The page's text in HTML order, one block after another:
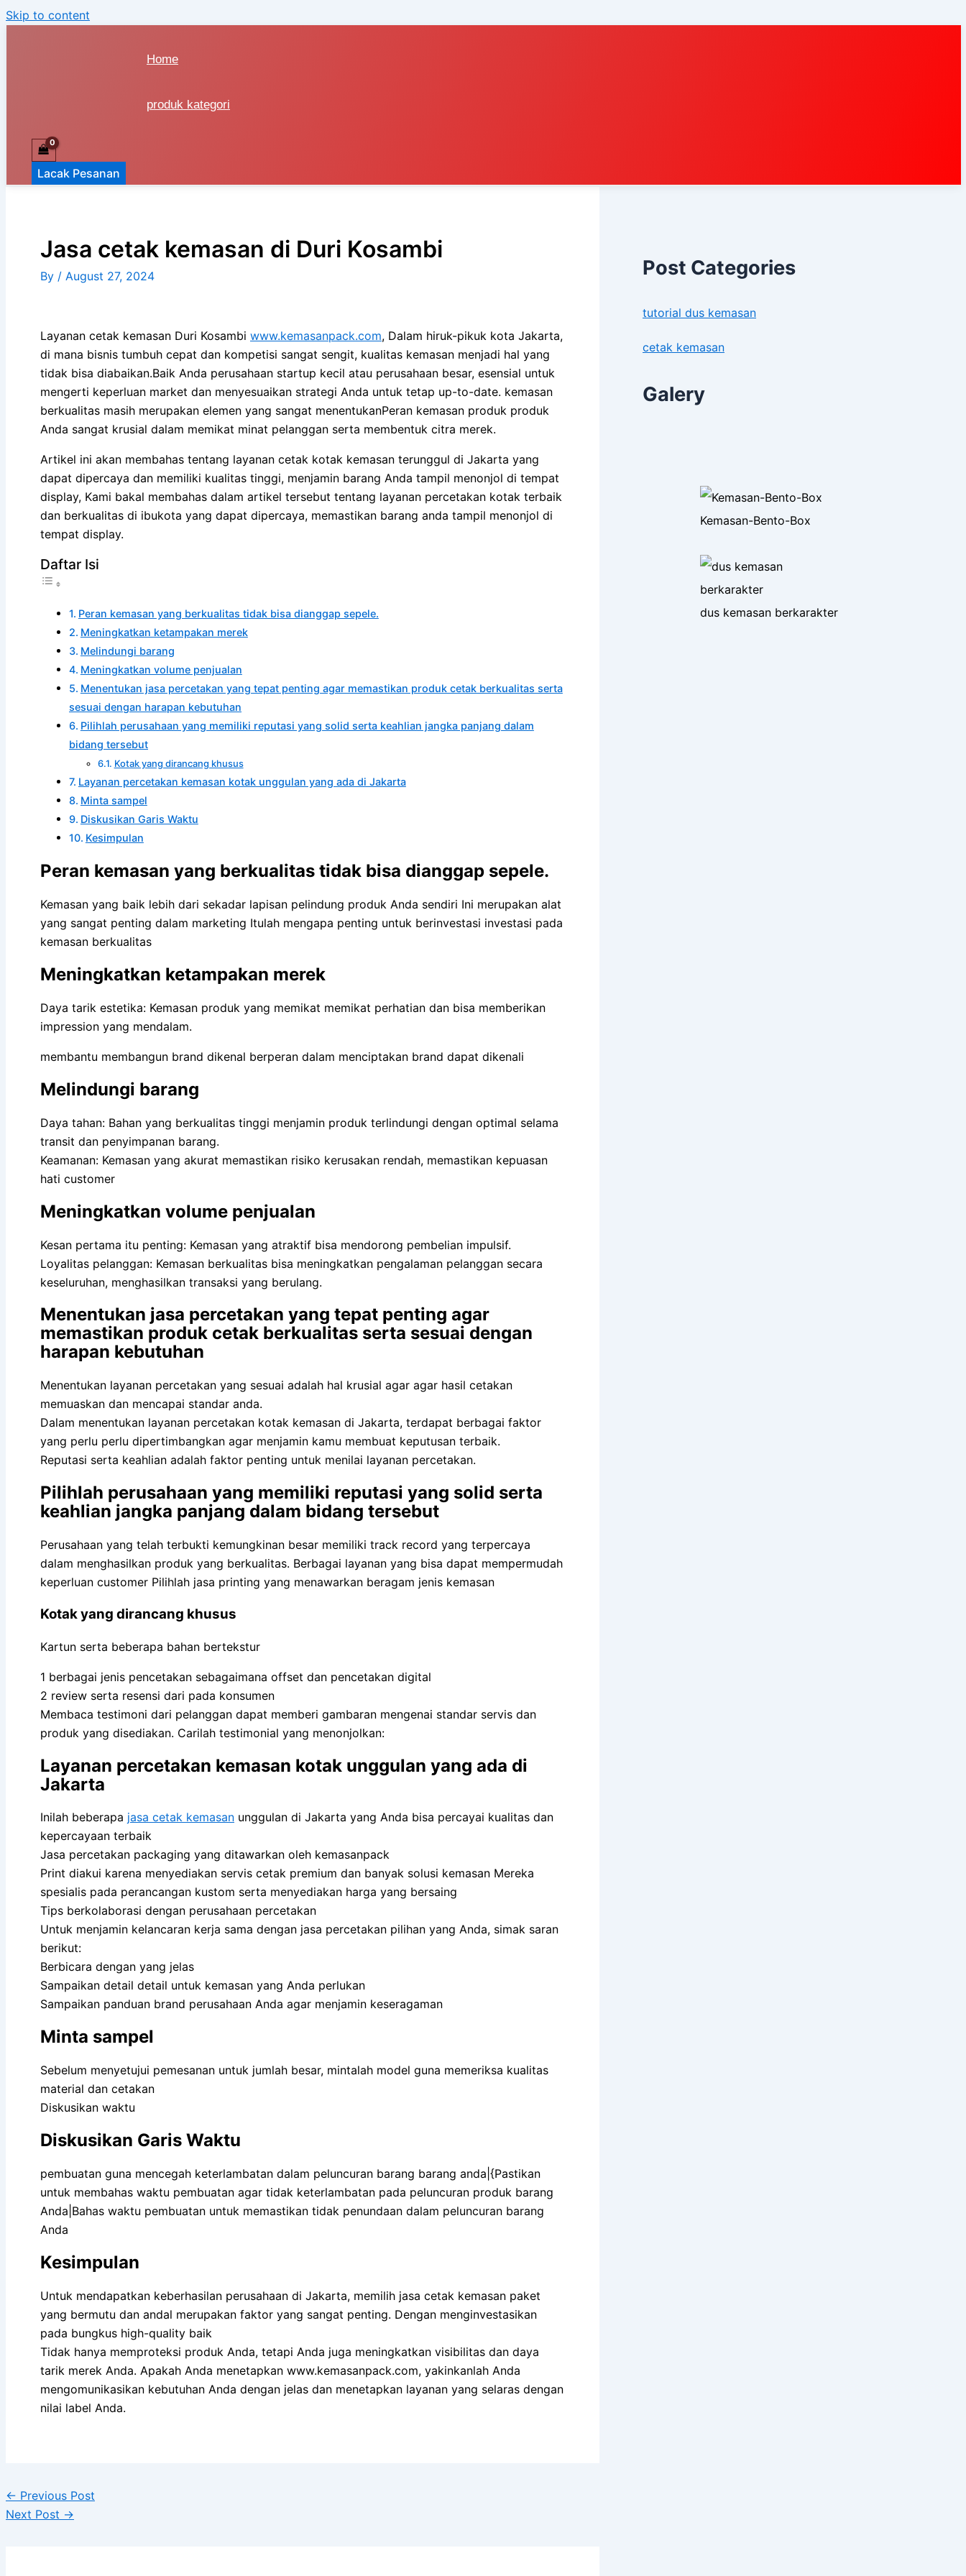
Skip to content
Home
produk kategori
Lacak Pesanan
Jasa cetak kemasan di Duri Kosambi
By / August 27, 2024
Layanan cetak kemasan Duri Kosambi www.kemasanpack.com, Dalam hiruk-pikuk kota Jakarta,
di mana bisnis tumbuh cepat dan kompetisi sangat sengit, kualitas kemasan menjadi hal yang
tidak bisa diabaikan.Baik Anda perusahaan startup kecil atau perusahaan besar, esensial untuk
mengerti keperluan market dan menyesuaikan strategi Anda untuk tetap up-to-date. kemasan
berkualitas masih merupakan elemen yang sangat menentukanPeran kemasan produk produk
Anda sangat krusial dalam memikat minat pelanggan serta membentuk citra merek.
Artikel ini akan membahas tentang layanan cetak kotak kemasan terunggul di Jakarta yang
dapat dipercaya dan memiliki kualitas tinggi, menjamin barang Anda tampil menonjol di tempat
display, Kami bakal membahas dalam artikel tersebut tentang layanan percetakan kotak terbaik
dan berkualitas di ibukota yang dapat dipercaya, memastikan barang anda tampil menonjol di
tempat display.
Daftar Isi
Peran kemasan yang berkualitas tidak bisa dianggap sepele.
Meningkatkan ketampakan merek
Melindungi barang
Meningkatkan volume penjualan
Menentukan jasa percetakan yang tepat penting agar memastikan produk cetak berkualitas serta
sesuai dengan harapan kebutuhan
Pilihlah perusahaan yang memiliki reputasi yang solid serta keahlian jangka panjang dalam
bidang tersebut
Kotak yang dirancang khusus
Layanan percetakan kemasan kotak unggulan yang ada di Jakarta
Minta sampel
Diskusikan Garis Waktu
Kesimpulan
Peran kemasan yang berkualitas tidak bisa dianggap sepele.
Kemasan yang baik lebih dari sekadar lapisan pelindung produk Anda sendiri Ini merupakan alat
yang sangat penting dalam marketing Itulah mengapa penting untuk berinvestasi investasi pada
kemasan berkualitas
Meningkatkan ketampakan merek
Daya tarik estetika: Kemasan produk yang memikat memikat perhatian dan bisa memberikan
impression yang mendalam.
membantu membangun brand dikenal berperan dalam menciptakan brand dapat dikenali
Melindungi barang
Daya tahan: Bahan yang berkualitas tinggi menjamin produk terlindungi dengan optimal selama
transit dan penyimpanan barang.
Keamanan: Kemasan yang akurat memastikan risiko kerusakan rendah, memastikan kepuasan
hati customer
Meningkatkan volume penjualan
Kesan pertama itu penting: Kemasan yang atraktif bisa mendorong pembelian impulsif.
Loyalitas pelanggan: Kemasan berkualitas bisa meningkatkan pengalaman pelanggan secara
keseluruhan, menghasilkan transaksi yang berulang.
Menentukan jasa percetakan yang tepat penting agar
memastikan produk cetak berkualitas serta sesuai dengan
harapan kebutuhan
Menentukan layanan percetakan yang sesuai adalah hal krusial agar agar hasil cetakan
memuaskan dan mencapai standar anda.
Dalam menentukan layanan percetakan kotak kemasan di Jakarta, terdapat berbagai faktor
yang perlu perlu dipertimbangkan agar menjamin kamu membuat keputusan terbaik.
Reputasi serta keahlian adalah faktor penting untuk menilai layanan percetakan.
Pilihlah perusahaan yang memiliki reputasi yang solid serta
keahlian jangka panjang dalam bidang tersebut
Perusahaan yang telah terbukti kemungkinan besar memiliki track record yang terpercaya
dalam menghasilkan produk yang berkualitas. Berbagai layanan yang bisa dapat mempermudah
keperluan customer Pilihlah jasa printing yang menawarkan beragam jenis kemasan
Kotak yang dirancang khusus
Kartun serta beberapa bahan bertekstur
1 berbagai jenis pencetakan sebagaimana offset dan pencetakan digital
2 review serta resensi dari pada konsumen
Membaca testimoni dari pelanggan dapat memberi gambaran mengenai standar servis dan
produk yang disediakan. Carilah testimonial yang menonjolkan:
Layanan percetakan kemasan kotak unggulan yang ada di
Jakarta
Inilah beberapa jasa cetak kemasan unggulan di Jakarta yang Anda bisa percayai kualitas dan
kepercayaan terbaik
Jasa percetakan packaging yang ditawarkan oleh kemasanpack
Print diakui karena menyediakan servis cetak premium dan banyak solusi kemasan Mereka
spesialis pada perancangan kustom serta menyediakan harga yang bersaing
Tips berkolaborasi dengan perusahaan percetakan
Untuk menjamin kelancaran kerja sama dengan jasa percetakan pilihan yang Anda, simak saran
berikut:
Berbicara dengan yang jelas
Sampaikan detail detail untuk kemasan yang Anda perlukan
Sampaikan panduan brand perusahaan Anda agar menjamin keseragaman
Minta sampel
Sebelum menyetujui pemesanan untuk jumlah besar, mintalah model guna memeriksa kualitas
material dan cetakan
Diskusikan waktu
Diskusikan Garis Waktu
pembuatan guna mencegah keterlambatan dalam peluncuran barang barang anda|{Pastikan
untuk membahas waktu pembuatan agar tidak keterlambatan pada peluncuran produk barang
Anda|Bahas waktu pembuatan untuk memastikan tidak penundaan dalam peluncuran barang
Anda
Kesimpulan
Untuk mendapatkan keberhasilan perusahaan di Jakarta, memilih jasa cetak kemasan paket
yang bermutu dan andal merupakan faktor yang sangat penting. Dengan menginvestasikan
pada bungkus high-quality baik
Tidak hanya memproteksi produk Anda, tetapi Anda juga meningkatkan visibilitas dan daya
tarik merek Anda. Apakah Anda menetapkan www.kemasanpack.com, yakinkanlah Anda
mengomunikasikan kebutuhan Anda dengan jelas dan menetapkan layanan yang selaras dengan
nilai label Anda.
← Previous Post
Next Post →
Post Categories
tutorial dus kemasan
cetak kemasan
Galery
Kemasan-Bento-Box
dus kemasan berkarakter